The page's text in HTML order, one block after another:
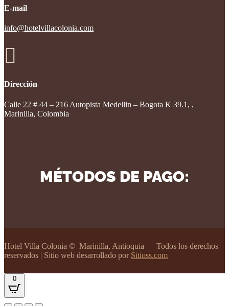
E-mail
info@hotelvillacolonia.com

Dirección
Calle 22 # 44 – 216 Autopista Medellin – Bogota K 39.1, ,
Marinilla, Colombia
MÉTODOS DE PAGO:
Hotel Villa Colonia © Marinilla, Antioquia – Todos los derechos
reservados | Sitio web desarrollado por Sitioss.com
0